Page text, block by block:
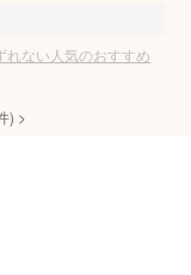
れない人気のおすすめ
) >